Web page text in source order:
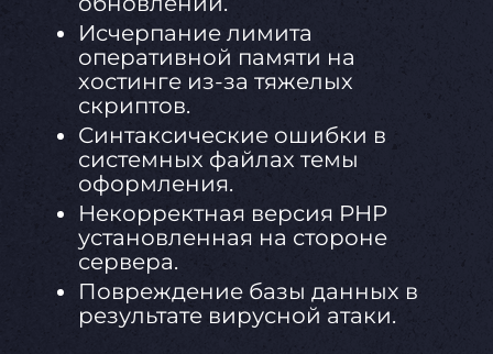
Исчерпание лимита
оперативной памяти на
хостинге из-за тяжелых
скриптов.
Синтаксические ошибки в
системных файлах темы
оформления.
Некорректная версия PHP
установленная на стороне
сервера.
Повреждение базы данных в
результате вирусной атаки.